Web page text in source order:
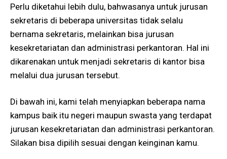
Perlu diketahui lebih dulu, bahwasanya untuk jurusan
sekretaris di beberapa universitas tidak selalu
bernama sekretaris, melainkan bisa jurusan
kesekretariatan dan administrasi perkantoran. Hal ini
dikarenakan untuk menjadi sekretaris di kantor bisa
melalui dua jurusan tersebut.
Di bawah ini, kami telah menyiapkan beberapa nama
kampus baik itu negeri maupun swasta yang terdapat
jurusan kesekretariatan dan administrasi perkantoran.
Silakan bisa dipilih sesuai dengan keinginan kamu.